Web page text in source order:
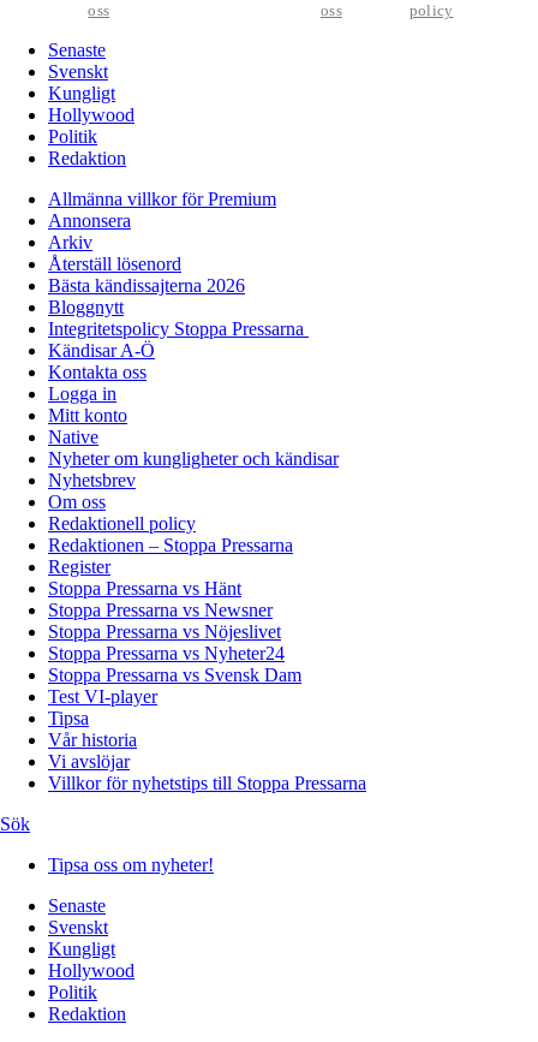
oss
oss
policy
Senaste
Svenskt
Kungligt
Hollywood
Politik
Redaktion
Allmänna villkor för Premium
Annonsera
Arkiv
Återställ lösenord
Bästa kändissajterna 2026
Bloggnytt
Integritetspolicy Stoppa Pressarna
Kändisar A-Ö
Kontakta oss
Logga in
Mitt konto
Native
Nyheter om kungligheter och kändisar
Nyhetsbrev
Om oss
Redaktionell policy
Redaktionen – Stoppa Pressarna
Register
Stoppa Pressarna vs Hänt
Stoppa Pressarna vs Newsner
Stoppa Pressarna vs Nöjeslivet
Stoppa Pressarna vs Nyheter24
Stoppa Pressarna vs Svensk Dam
Test VI-player
Tipsa
Vår historia
Vi avslöjar
Villkor för nyhetstips till Stoppa Pressarna
Sök
Tipsa oss om nyheter!
Senaste
Svenskt
Kungligt
Hollywood
Politik
Redaktion